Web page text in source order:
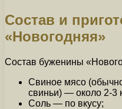
Состав и
«Новогодняя»
Состав буженины
Свиное мясо
свиньи) — около 2-3
Соль — по вкусу;